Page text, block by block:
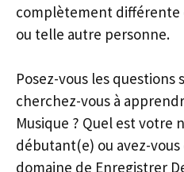
complètement différente
ou telle autre personne.
Posez-vous les questions
cherchez-vous à
Musique ? Quel est votre
débutant(e) ou avez-
domaine de Enregistrer